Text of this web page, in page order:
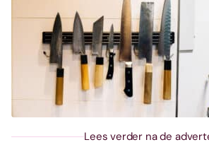
Lees verder na de